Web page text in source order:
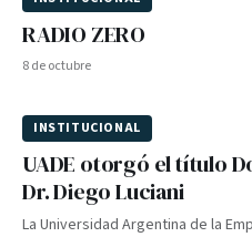
RADIO ZERO
8 de octubre
INSTITUCIONAL
UADE otorgó el título
Dr. Diego Luciani
La Universidad Argentina de la